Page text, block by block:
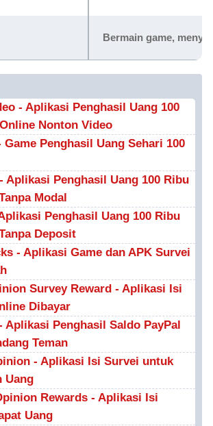
Bermain game,
- Aplikasi Penghasil Uang 100
Nonton Video
Game Penghasil Uang Sehari 100
Aplikasi Penghasil Uang 100 Ribu
Modal
Penghasil Uang 100 Ribu
Deposit
- Aplikasi Game dan APK Survei
Survey Reward - Aplikasi Isi
Dibayar
Aplikasi Penghasil Saldo PayPal
Teman
- Aplikasi Isi Survei untuk
Uang
Rewards - Aplikasi Isi
Uang